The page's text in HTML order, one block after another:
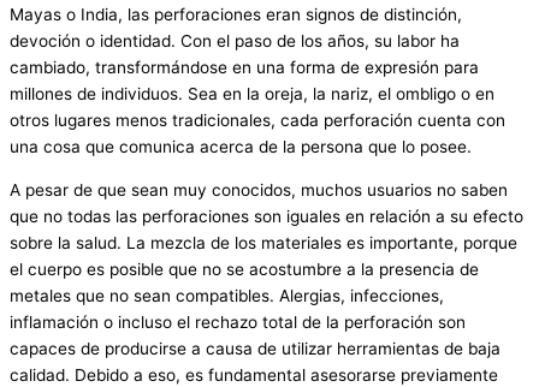
Mayas o India, las perforaciones eran signos de distinción,
devoción o identidad. Con el paso de los años, su labor ha
cambiado, transformándose en una forma de expresión para
millones de individuos. Sea en la oreja, la nariz, el ombligo o en
otros lugares menos tradicionales, cada perforación cuenta con
una cosa que comunica acerca de la persona que lo posee.
A pesar de que sean muy conocidos, muchos usuarios no saben
que no todas las perforaciones son iguales en relación a su efecto
sobre la salud. La mezcla de los materiales es importante, porque
el cuerpo es posible que no se acostumbre a la presencia de
metales que no sean compatibles. Alergias, infecciones,
inflamación o incluso el rechazo total de la perforación son
capaces de producirse a causa de utilizar herramientas de baja
calidad. Debido a eso, es fundamental asesorarse previamente